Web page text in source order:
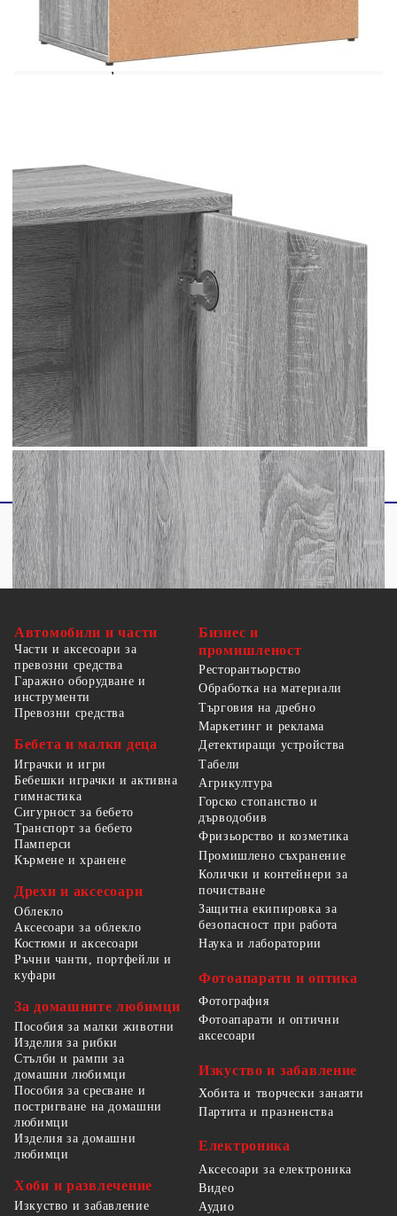
Инженерната дървесина е с изключително
качество с гладка повърхност и също така се
отличава със здравина, стабилност и
устойчивост на влага. Изработен от инженерно
дърво, шкафът за съхранение се почиства лесно
достъпни.Широко приложение: Плотът на този
сайдборд осигурява повече място за поставяне
на предмети, като мобилни телефони, книги,
лампи и др. Внимание:За да предотвратите
преобръщане, този продукт трябва да се
използва с анкер за закрепване към стена (не е
предоставено).
Цвят: Сив сонома
Материал: Инженерно дърво
Размери: 60 x 31 x 70 см (Ш x Д x В)
Максимална товароносимост: 59 кг
Необходим е монтаж
Автомобили и части
Части и аксесоари за
превозни средства
Гаражно оборудване и
инструменти
Превозни средства
Бебета и малки деца
Играчки и игри
Бебешки играчки и активна
гимнастика
Сигурност за бебето
Транспорт за бебето
Памперси
Кърмене и хранене
Дрехи и аксесоари
Облекло
Аксесоари за облекло
Костюми и аксесоари
Ръчни чанти, портфейли и
куфари
За домашните любимци
Пособия за малки животни
Изделия за рибки
Стълби и рампи за
домашни любимци
Пособия за сресване и
постригване на домашни
любимци
Изделия за домашни
любимци
Хоби и развлечение
Изкуство и забавление
Бизнес и
промишленост
Ресторантьорство
Обработка на материали
Търговия на дребно
Маркетинг и реклама
Детектиращи устройства
Табели
Агрикултура
Горско стопанство и
дърводобив
Фризьорство и козметика
Промишлено съхранение
Колички и контейнери за
почистване
Защитна екипировка за
безопасност при работа
Наука и лаборатории
Фотоапарати и оптика
Фотография
Фотоапарати и оптични
аксесоари
Изкуство и забавление
Хобита и творчески занаяти
Партита и празненства
Електроника
Аксесоари за електроника
Видео
Аудио